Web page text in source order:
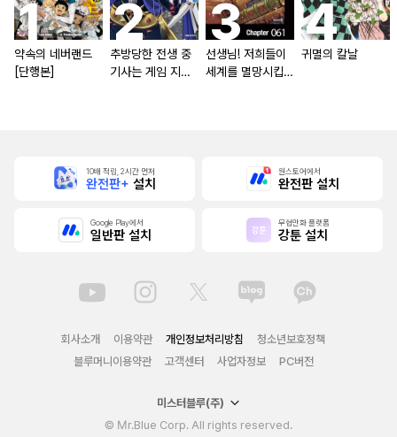
약속의 네버랜드
[단행본]
추방당한 전생 중
기사는 게임 지식
선생님! 저희들이
세계를 멸망시킵니
귀멸의 칼날
10배 적립, 2시간 먼저
완전판+ 설치
원스토어에서
완전판 설치
Google Play에서
일반판 설치
무협만화 플랫폼
강툰 설치
회사소개 이용약관 개인정보처리방침
청소년보호정책
블루머니이용약관
고객센터 사업자정보 PC버전
미스터블루(주)
© Mr.Blue Corp. All rights reserved.